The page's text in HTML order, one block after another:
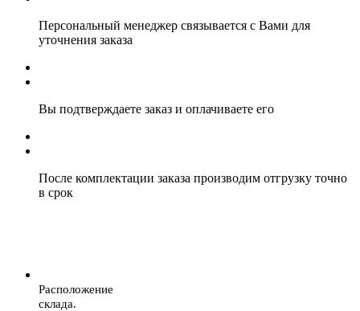
Персональный менеджер связывается с Вами для
уточнения заказа
Вы подтверждаете заказ и оплачиваете его
После комплектации заказа производим отгрузку точно
в срок
Расположение
склада.